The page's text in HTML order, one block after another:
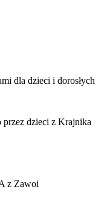
dla dzieci i dorosłych
przez dzieci z Krajnika
z Zawoi